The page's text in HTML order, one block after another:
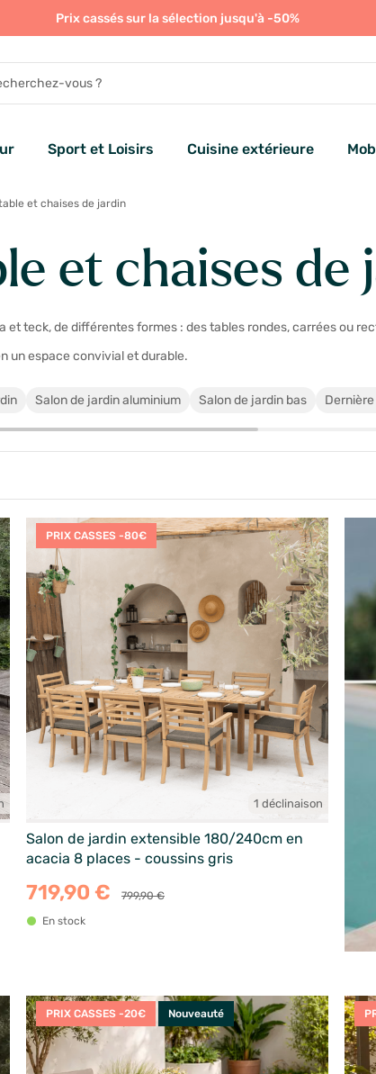
Prix cassés sur la sélection jusqu'à -50%
Sport et Loisirs Cuisine extérieure
et chaises de jardin
et chaises de
et teck, de différentes formes : des tables rondes, carrées ou
un espace convivial et durable.
Salon de jardin aluminium Salon de jardin bas
PRIX CASSES -80€
1 déclinaison
Salon de jardin extensible 180/240cm en
acacia 8 places - coussins gris
719,90 €
799,90 €
En stock
PRIX CASSES -20€ Nouveauté